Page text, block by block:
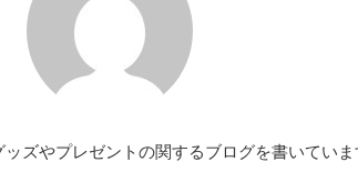
ズやプレゼントの関するブログを書いていま